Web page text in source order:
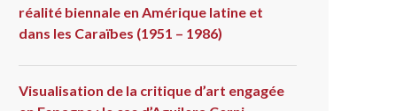
réalité biennale en Amérique latine et
dans les Caraïbes (1951 – 1986)
Visualisation de la critique d’art engagée